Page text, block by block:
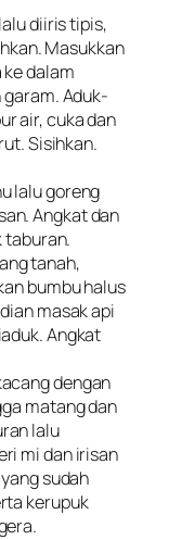
diiris tipis,
Masukkan
dalam
Aduk-
air, cuka dan
Sisihkan.
lalu goreng
Angkat dan
taburan.
tanah,
bumbu halus
masak api
Angkat
dengan
matang dan
lalu
mi dan irisan
sudah
kerupuk